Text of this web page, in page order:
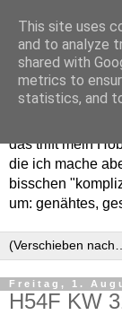
Willkommen in
das trifft mein
die ich mache
bisschen
um: genähtes,
Freitag, 1.
H54F KW
This site uses
and to analyze
shared with
metrics to
statistics, and